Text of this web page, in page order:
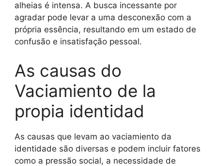
alheias é intensa. A busca incessante por
agradar pode levar a uma desconexão com a
própria essência, resultando em um estado de
confusão e insatisfação pessoal.
As causas do
Vaciamiento de la
propia identidad
As causas que levam ao vaciamiento da
identidade são diversas e podem incluir fatores
como a pressão social, a necessidade de